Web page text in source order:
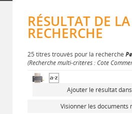
RÉSULTAT DE LA
RECHERCHE
25 titres trouvés pour la recherche
(Recherche multi-critères : Cote
Ajouter le résultat
Visionner les documents